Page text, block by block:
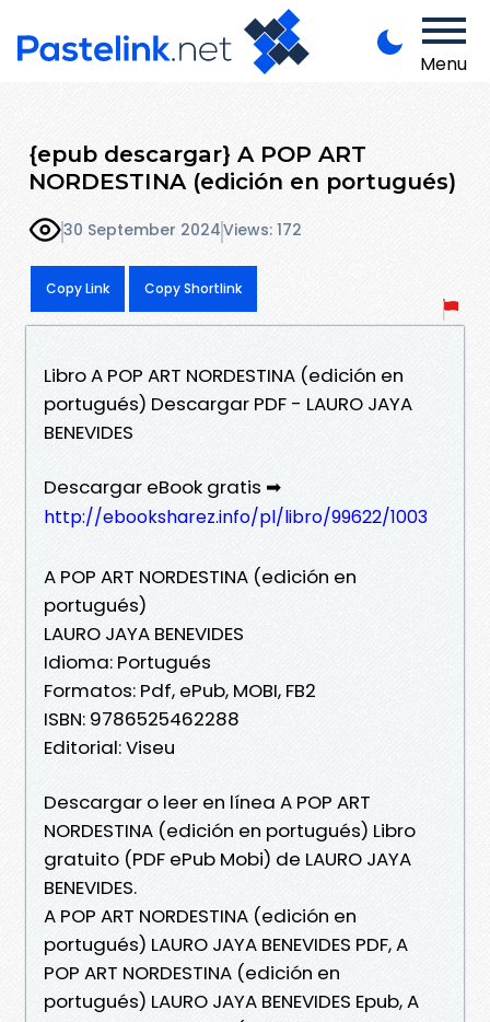
Menu
{epub descargar} A POP ART
NORDESTINA (edición en portugués)
30 September 2024Views: 172
Copy Link Copy Shortlink
Libro A POP ART NORDESTINA (edición en
portugués) Descargar PDF - LAURO JAYA
BENEVIDES
Descargar eBook gratis ➡
http://ebooksharez.info/pl/libro/99622/1003
A POP ART NORDESTINA (edición en
portugués)
LAURO JAYA BENEVIDES
Idioma: Portugués
Formatos: Pdf, ePub, MOBI, FB2
ISBN: 9786525462288
Editorial: Viseu
Descargar o leer en línea A POP ART
NORDESTINA (edición en portugués) Libro
gratuito (PDF ePub Mobi) de LAURO JAYA
BENEVIDES.
A POP ART NORDESTINA (edición en
portugués) LAURO JAYA BENEVIDES PDF, A
POP ART NORDESTINA (edición en
portugués) LAURO JAYA BENEVIDES Epub, A